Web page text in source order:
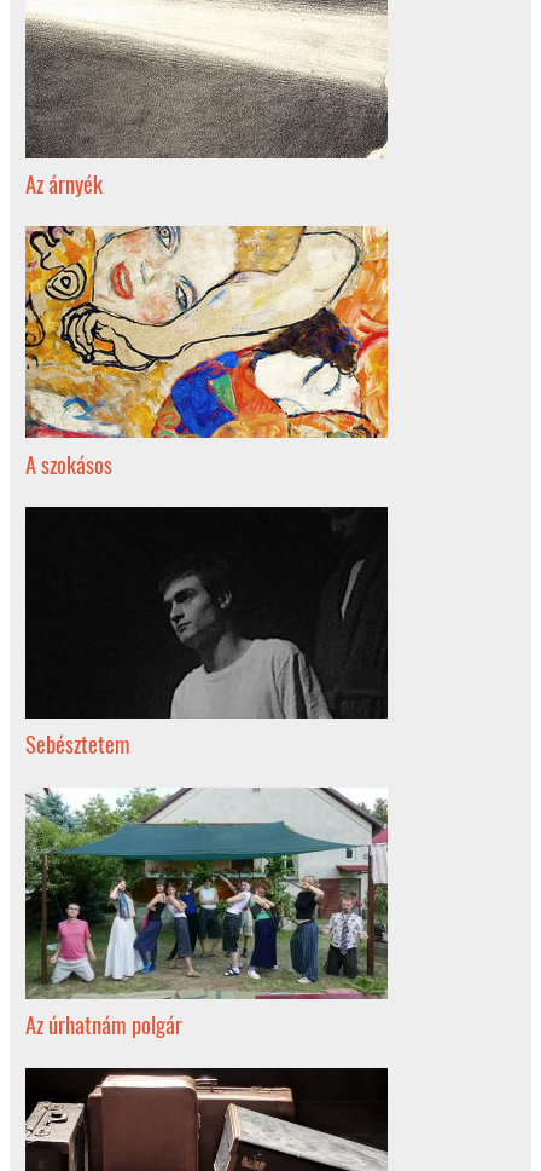
Az árnyék
A szokásos
Sebésztetem
Az úrhatnám polgár